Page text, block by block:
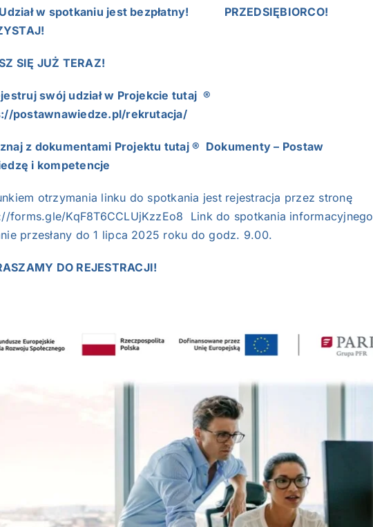
w spotkaniu jest bezpłatny! PRZEDSIĘBIORCO!
SIĘ JUŻ TERAZ!
swój udział w Projekcie tutaj ®
postawnawiedze.pl/rekrutacja/
z dokumentami Projektu tutaj® Dokumenty – Postaw
i kompetencje
otrzymania linku do spotkania jest rejestracja przez stronę
forms.gle/KqF8T6CCLUjKzzEo8 Link do spotkania informacyjnego
przesłany do 1 lipca 2025 roku do godz. 9.00.
DO REJESTRACJI!